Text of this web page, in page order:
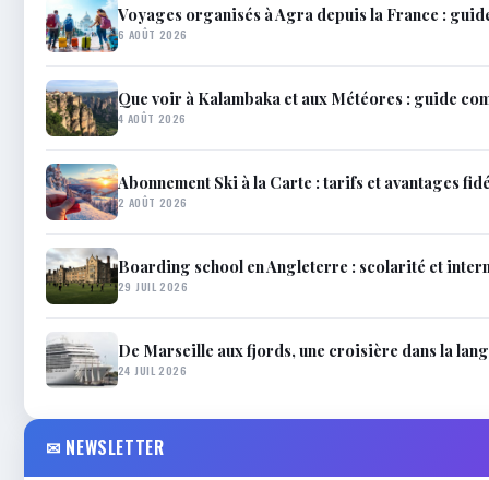
Voyages organisés à Agra depuis la France :
6 AOÛT 2026
Que voir à Kalambaka et aux Météores : guide
4 AOÛT 2026
Abonnement Ski à la Carte : tarifs et avantages
2 AOÛT 2026
Boarding school en Angleterre : scolarité et
29 JUIL 2026
De Marseille aux fjords, une croisière dans la
24 JUIL 2026
✉ NEWSLETTER